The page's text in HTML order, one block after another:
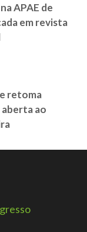
APAE de
em revista
retoma
ao